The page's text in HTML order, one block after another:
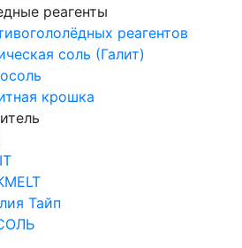
реагенты
реагентов
соль (Галит)
крошка
Тайп